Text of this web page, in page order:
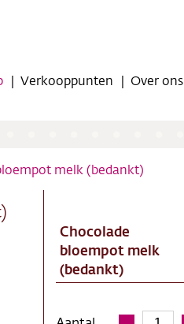
Verkooppunten Over ons
melk (bedankt)
Chocolade
bloempot melk
(bedankt)